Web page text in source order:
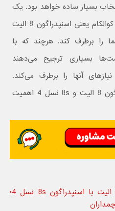
بسیار ساده خواهد بود. یک
گوشی با بهترین تراشه شرکت کوالکام یعنی اسنپدراگون 8 الیت
را برطرف کند. هرچند که با
بسیاری ترجیح می‌دهند
آنها را برطرف می‌کند.
اینجاست که مقایسه اسنپدراگون 8 الیت و 8s نسل 4 اهمیت
مقایسه اسنپدراگون 8 الیت با اسنپدراگون 8s نسل‌ 4؛